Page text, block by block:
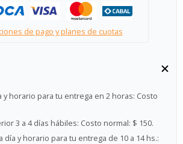
de pago y planes de cuotas
y horario para tu entrega en 2 horas: Costo
3 a 4 días hábiles: Costo normal: $ 150.
día y horario para tu entrega de 10 a 14 hs.: